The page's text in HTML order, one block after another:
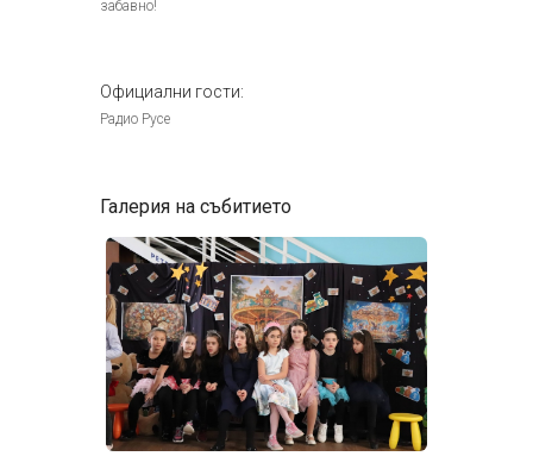
забавно!
Официални гости:
Радио Русе
Галерия на събитието